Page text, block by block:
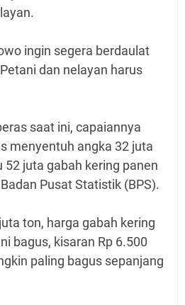
ingin segera berdaulat
dan nelayan harus
saat ini, capaiannya
menyentuh angka 32 juta
juta gabah kering panen
Pusat Statistik (BPS).
ton, harga gabah kering
bagus, kisaran Rp 6.500
paling bagus sepanjang